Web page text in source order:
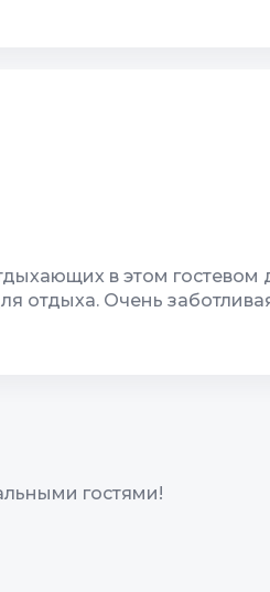
вам за отдых и
в этом гостевом
отдыха. Очень
гостями!